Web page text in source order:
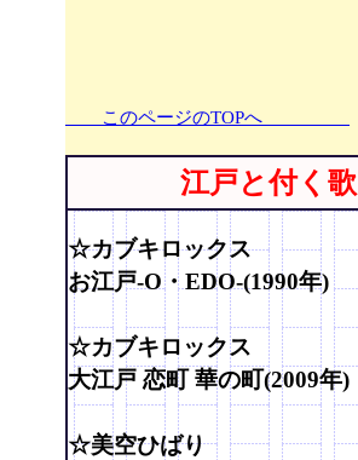
このページのTOPへ
江戸と付く歌
☆カブキロックス
お江戸-O・EDO-(1990年)
☆カブキロックス
大江戸 恋町 華の町(2009年)
☆美空ひばり